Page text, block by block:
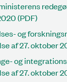
(PDF)
og
af 27. oktober
og
af 27. oktober